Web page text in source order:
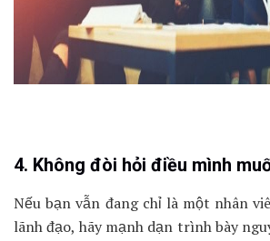
4. Không đòi hỏi điều mình
Nếu bạn vẫn đang chỉ là một nhân
lãnh đạo, hãy mạnh dạn trình bày